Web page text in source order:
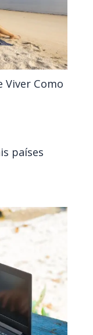
Viver Como
países